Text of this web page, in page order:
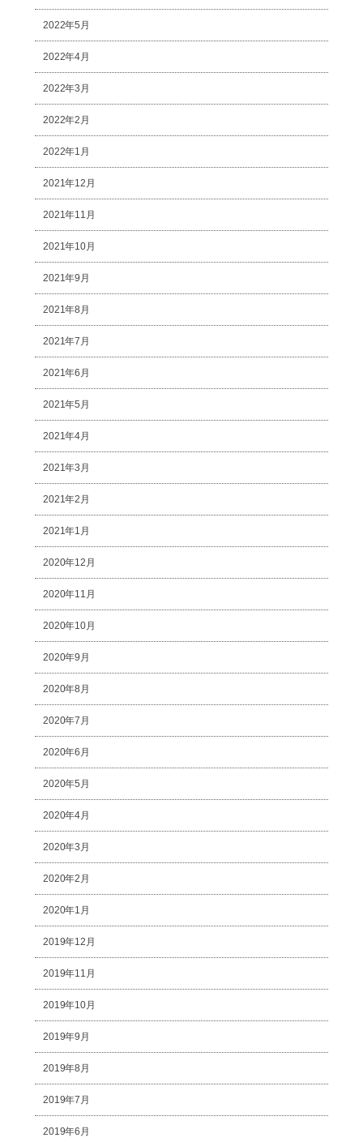
2022年5月
2022年4月
2022年3月
2022年2月
2022年1月
2021年12月
2021年11月
2021年10月
2021年9月
2021年8月
2021年7月
2021年6月
2021年5月
2021年4月
2021年3月
2021年2月
2021年1月
2020年12月
2020年11月
2020年10月
2020年9月
2020年8月
2020年7月
2020年6月
2020年5月
2020年4月
2020年3月
2020年2月
2020年1月
2019年12月
2019年11月
2019年10月
2019年9月
2019年8月
2019年7月
2019年6月